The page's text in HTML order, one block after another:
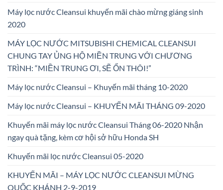
Máy lọc nước Cleansui khuyến mãi chào mừng giáng sinh
2020
MÁY LỌC NƯỚC MITSUBISHI CHEMICAL CLEANSUI
CHUNG TAY ỦNG HỘ MIỀN TRUNG VỚI CHƯƠNG
TRÌNH: “MIỀN TRUNG ƠI, SẼ ỔN THÔI!”
Máy lọc nước Cleansui – Khuyến mãi tháng 10-2020
Máy lọc nước Cleansui – KHUYẾN MÃI THÁNG 09-2020
Khuyến mãi máy lọc nước Cleansui Tháng 06-2020 Nhận
ngay quà tặng, kèm cơ hội sở hữu Honda SH
Khuyến mãi lọc nước Cleansui 05-2020
KHUYẾN MÃI – MÁY LỌC NƯỚC CLEANSUI MỪNG
QUỐC KHÁNH 2-9-2019